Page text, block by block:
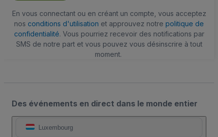
En vous connectant ou en créant un compte, vous acceptez
nos conditions d'utilisation et approuvez notre politique de
confidentialité. Vous pourriez recevoir des notifications par
SMS de notre part et vous pouvez vous désinscrire à tout
moment.
Des événements en direct dans le monde entier
Luxembourg